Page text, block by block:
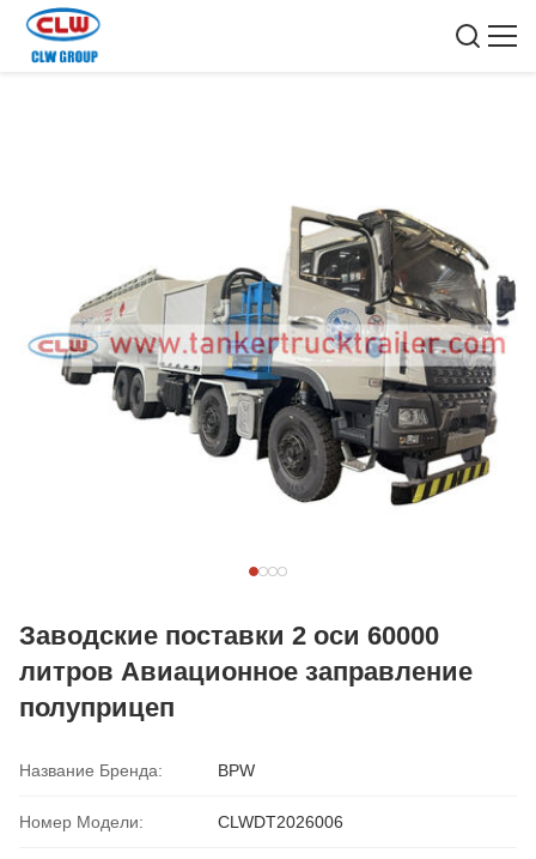
Заводские поставки 2 оси 60000
литров Авиационное заправление
полуприцеп
Название Бренда: BPW
Номер Модели: CLWDT2026006